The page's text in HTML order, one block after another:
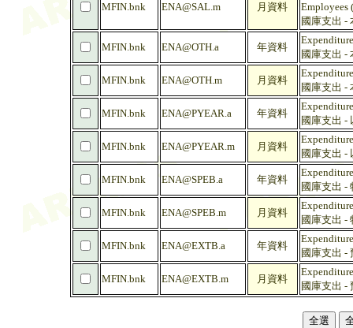
MFIN.bnk ENA@SAL.m 月資料
Employees
國庫支出 -
MFIN.bnk ENA@OTH.a 年資料
國庫支出 -
MFIN.bnk ENA@OTH.m 月資料
國庫支出 -
MFIN.bnk ENA@PYEAR.a 年資料
國庫支出 -
MFIN.bnk ENA@PYEAR.m 月資料
國庫支出 -
MFIN.bnk ENA@SPEB.a 年資料
國庫支出 -
MFIN.bnk ENA@SPEB.m 月資料
國庫支出 -
MFIN.bnk ENA@EXTB.a 年資料
國庫支出 -
MFIN.bnk ENA@EXTB.m 月資料
國庫支出 -